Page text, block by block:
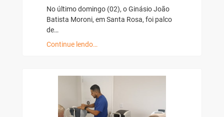
No último domingo (02), o Ginásio João
Batista Moroni, em Santa Rosa, foi palco
de…
Continue lendo…